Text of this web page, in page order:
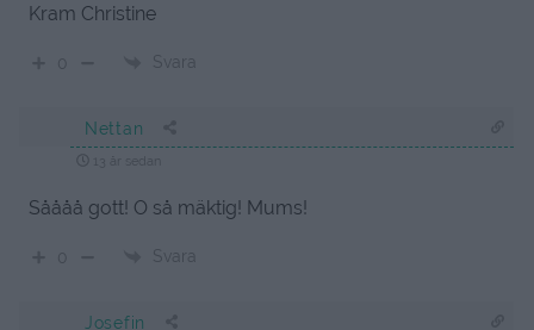
Kram Christine
Svara
Nettan
13 år sedan
Såååå gott! O så mäktig! Mums!
Svara
Josefin